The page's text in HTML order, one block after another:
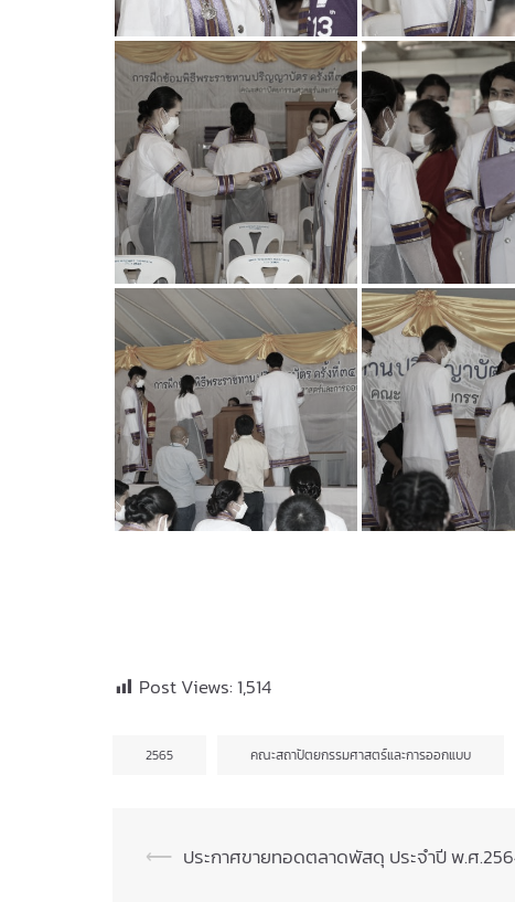
Post Views: 1,514
2565 คณะสถาปัตยกรรมศาสตร์และการออกแบบ
Post
⟵ ประกาศขายทอดตลาดพัสดุ ประจำปี พ.ศ